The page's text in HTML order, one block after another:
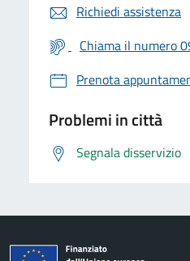
Richiedi assistenza
Chiama il numero
Prenota
Problemi in città
Segnala disservizio